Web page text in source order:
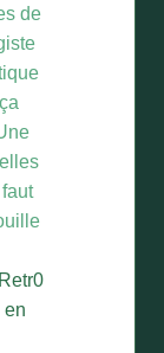
de
Retr0
en